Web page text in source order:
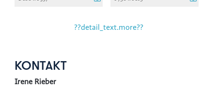
??detail_text.more??
KONTAKT
Irene Rieber